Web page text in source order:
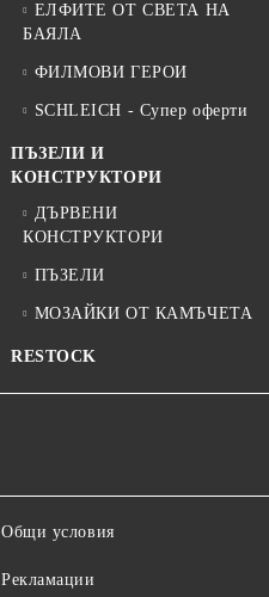
ЕЛФИТЕ ОТ СВЕТА НА
БАЯЛА
ФИЛМОВИ ГЕРОИ
SCHLEICH - Супер оферти
ПЪЗЕЛИ И
КОНСТРУКТОРИ
ДЪРВЕНИ
КОНСТРУКТОРИ
ПЪЗЕЛИ
МОЗАЙКИ ОТ КАМЪЧЕТА
RESTOCK
Общи условия
Рекламации